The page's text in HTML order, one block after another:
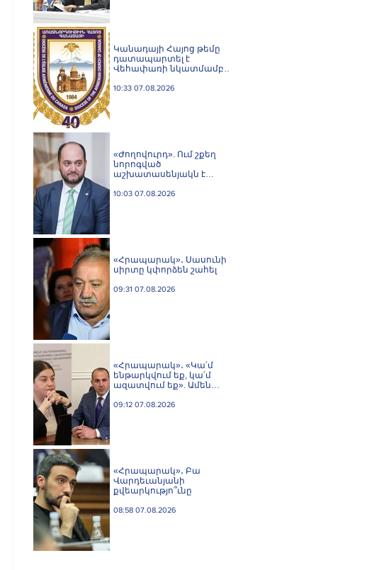
Կանադայի Հայոց թեմը
դատապարտել է
Վեհափառի նկատմամբ
10:33 07.08.2026
«Ժողովուրդ». Ում շքեղ
նորոգված
աշխատասենյակն է
Հարությունյանին
10:03 07.08.2026
«Հրապարակ»․ Սասունի
սիրտը կփորձեն շահել
09:31 07.08.2026
«Հրապարակ»․ «Կա՛մ
ենթարկվում եք, կա՛մ
ազատվում եք». Ամեն
«ցար ի բոգ է» իրեն զգում
09:12 07.08.2026
«Հրապարակ»․ Բա
Վարդեւանյանի
քվեարկությո՞ւնը
08:58 07.08.2026